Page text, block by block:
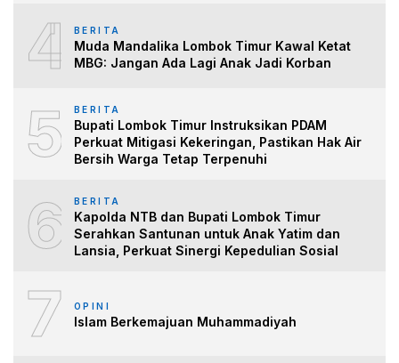
4 BERITA
Muda Mandalika Lombok Timur Kawal Ketat
MBG: Jangan Ada Lagi Anak Jadi Korban
5 BERITA
Bupati Lombok Timur Instruksikan PDAM
Perkuat Mitigasi Kekeringan, Pastikan Hak Air
Bersih Warga Tetap Terpenuhi
6 BERITA
Kapolda NTB dan Bupati Lombok Timur
Serahkan Santunan untuk Anak Yatim dan
Lansia, Perkuat Sinergi Kepedulian Sosial
7 OPINI
Islam Berkemajuan Muhammadiyah